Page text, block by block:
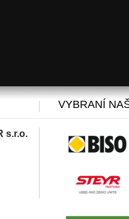
s.r.o.
VYBRANÍ